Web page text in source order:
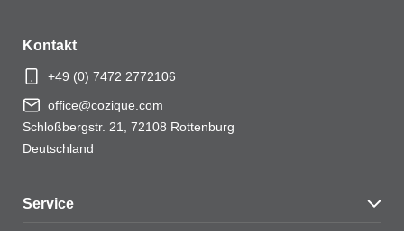
Kontakt
+49 (0) 7472 2772106
office@cozique.com
Schloßbergstr. 21, 72108 Rottenburg
Deutschland
Service